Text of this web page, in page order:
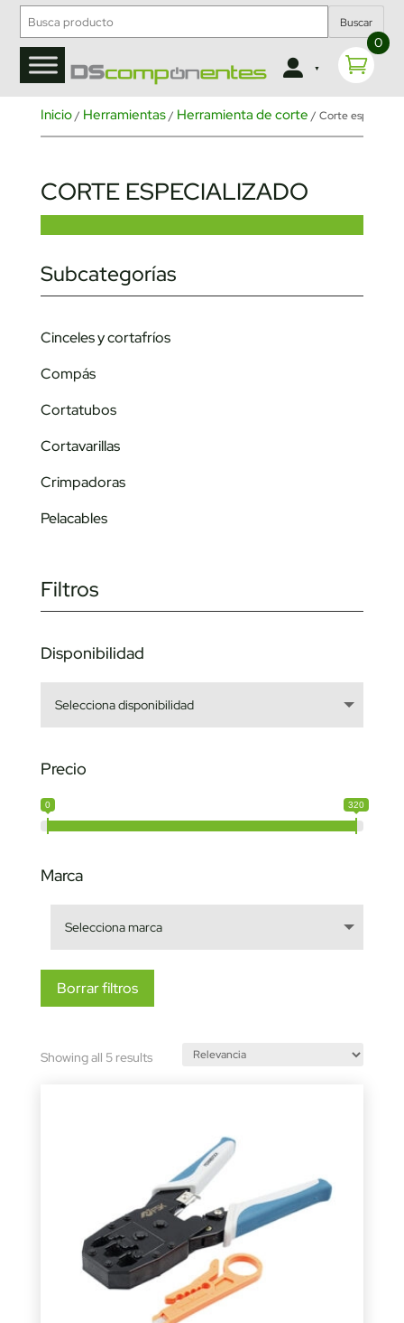
Buscar
0
Inicio/ Herramientas/ Herramienta de corte / Corte
CORTE ESPECIALIZADO
Subcategorías
Cinceles y cortafríos
Compás
Cortatubos
Cortavarillas
Crimpadoras
Pelacables
Filtros
Disponibilidad
Precio
0 320
Marca
Borrar filtros
Showing all 5 resultsSorted